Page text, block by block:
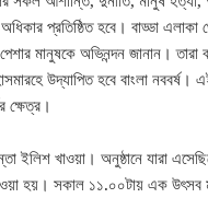
প্রতিষ্ঠিত হবে। বাড্ডা এলাকা
মানুষকে অভিনন্দন জানান। তারা
উদ্‌যাপিত হবে বাংলা নববর্ষ।
ক্ষেত্র।
ইলিশ খাওয়া। অনুষ্ঠানে যারা
হয়। সকাল ১১.০০টায় এক উৎসব